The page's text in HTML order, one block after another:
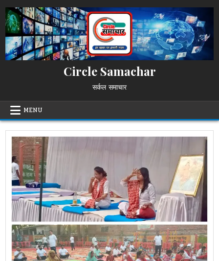
to
content
Circle Samachar
सर्कल समाचार
MENU